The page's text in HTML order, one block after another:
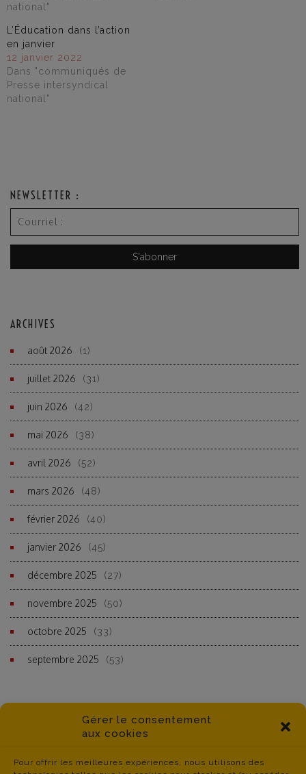
Gérer le consentement
aux cookies
Pour offrir les meilleures expériences, nous utilisons des
national"
L’Éducation dans l’action
en janvier
12 janvier 2022
Dans "communiqués de
Presse intersyndical
national"
NEWSLETTER :
ARCHIVES
août 2026 (1)
juillet 2026 (31)
juin 2026 (42)
mai 2026 (38)
avril 2026 (52)
mars 2026 (48)
février 2026 (40)
janvier 2026 (45)
décembre 2025 (27)
novembre 2025 (50)
octobre 2025 (33)
septembre 2025 (53)